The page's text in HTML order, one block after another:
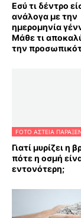
Εσύ τι δέντρο
ανάλογα με την
ημερομηνία
Μάθε τι
την
FOTO ΑΣΤΕΙΑ
Γιατί μυρίζει η
πότε η οσμή
εντονότερη;